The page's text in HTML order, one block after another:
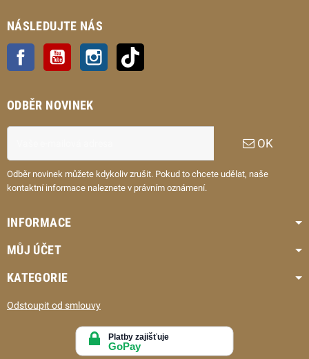
NÁSLEDUJTE NÁS
Facebook YouTube Instagram
ODBĚR NOVINEK
OK
Odběr novinek můžete kdykoliv zrušit. Pokud to chcete udělat, naše
kontaktní informace naleznete v právním oznámení.
INFORMACE
MŮJ ÚČET
KATEGORIE
Odstoupit od smlouvy